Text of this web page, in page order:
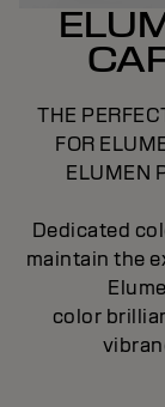
THE
FOR
ELUMEN
Dedicated
maintain the
color